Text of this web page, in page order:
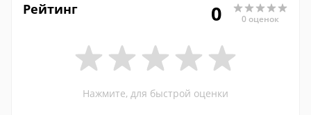
Рейтинг 0 0 оценок
Нажмите, для быстрой оценки